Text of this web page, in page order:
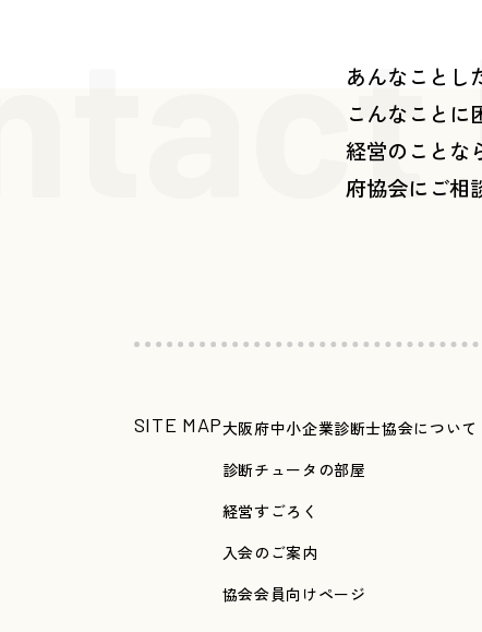
あんなことし
こんなことに
経営のことな
府協会にご相
SITE MAP大阪府中小企業診断士協会について
診断チュータの部屋
経営すごろく
入会のご案内
協会会員向けページ